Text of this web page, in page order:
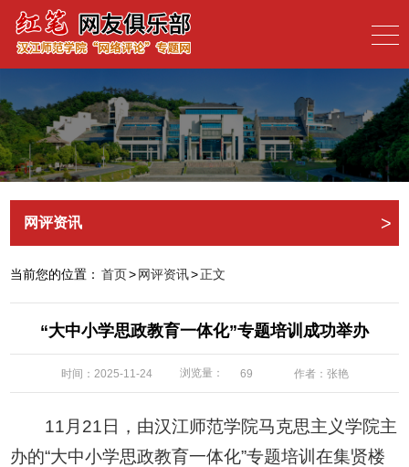
网评资讯 >
当前您的位置： 首页>网评资讯>正文
“大中小学思政教育一体化”专题培训成功举办
时间：2025-11-24 浏览量： 69 作者：张艳
11月21日，由汉江师范学院马克思主义学院主
办的“大中小学思政教育一体化”专题培训在集贤楼